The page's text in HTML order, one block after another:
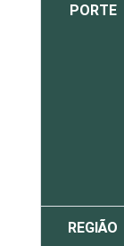
PORTE
REGIÃO